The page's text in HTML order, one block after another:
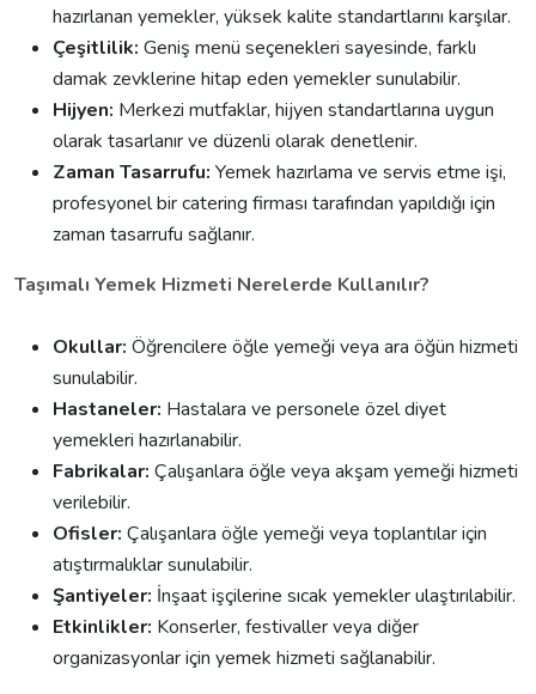
hazırlanan yemekler, yüksek kalite standartlarını karşılar.
Çeşitlilik: Geniş menü seçenekleri sayesinde, farklı
damak zevklerine hitap eden yemekler sunulabilir.
Hijyen: Merkezi mutfaklar, hijyen standartlarına uygun
olarak tasarlanır ve düzenli olarak denetlenir.
Zaman Tasarrufu: Yemek hazırlama ve servis etme işi,
profesyonel bir catering firması tarafından yapıldığı için
zaman tasarrufu sağlanır.
Taşımalı Yemek Hizmeti Nerelerde Kullanılır?
Okullar: Öğrencilere öğle yemeği veya ara öğün hizmeti
sunulabilir.
Hastaneler: Hastalara ve personele özel diyet
yemekleri hazırlanabilir.
Fabrikalar: Çalışanlara öğle veya akşam yemeği hizmeti
verilebilir.
Ofisler: Çalışanlara öğle yemeği veya toplantılar için
atıştırmalıklar sunulabilir.
Şantiyeler: İnşaat işçilerine sıcak yemekler ulaştırılabilir.
Etkinlikler: Konserler, festivaller veya diğer
organizasyonlar için yemek hizmeti sağlanabilir.